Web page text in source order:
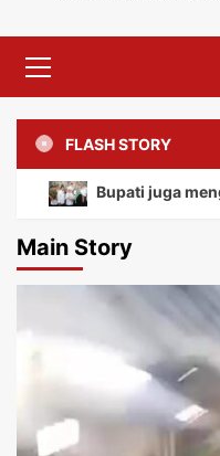
Menu
FLASH STORY
Bupati juga
Main Story